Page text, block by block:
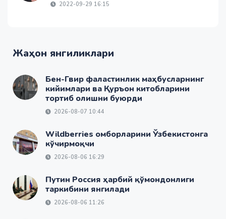
2022-09-29 16:15
Жаҳон янгиликлари
Бен-Гвир фаластинлик маҳбусларнинг
кийимлари ва Қуръон китобларини
тортиб олишни буюрди
2026-08-07 10:44
Wildberries омборларини Ўзбекистонга
кўчирмоқчи
2026-08-06 16:29
Путин Россия ҳарбий қўмондонлиги
таркибини янгилади
2026-08-06 11:26